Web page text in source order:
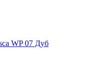
WP 07 Дуб